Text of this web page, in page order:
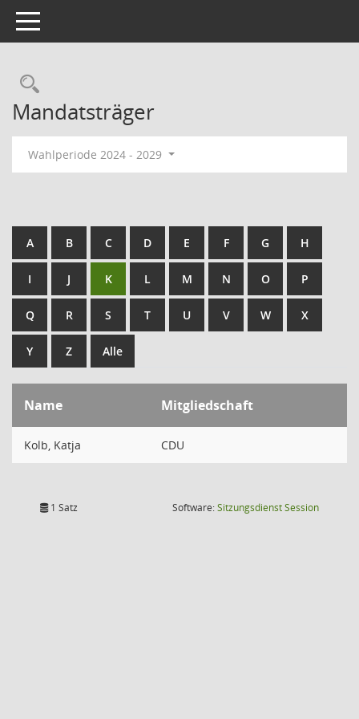
Toggle navigation
Mandatsträger
Wahlperiode 2024 - 2029
A B C D E F G H
I J K L M N O P
Q R S T U V W X
Y Z Alle
Name Mitgliedschaft
Kolb, Katja CDU
1 Satz Software:SitzungsdienstSession(Wird in